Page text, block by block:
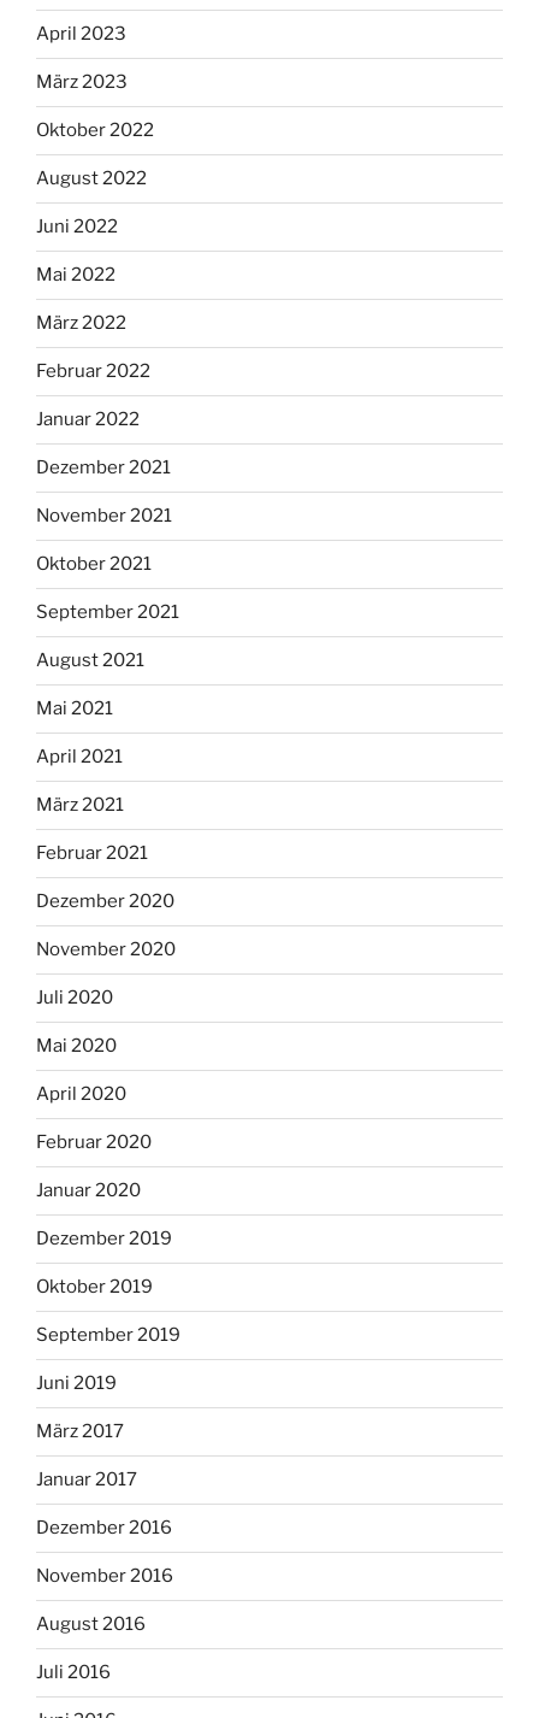
April 2023
März 2023
Oktober 2022
August 2022
Juni 2022
Mai 2022
März 2022
Februar 2022
Januar 2022
Dezember 2021
November 2021
Oktober 2021
September 2021
August 2021
Mai 2021
April 2021
März 2021
Februar 2021
Dezember 2020
November 2020
Juli 2020
Mai 2020
April 2020
Februar 2020
Januar 2020
Dezember 2019
Oktober 2019
September 2019
Juni 2019
März 2017
Januar 2017
Dezember 2016
November 2016
August 2016
Juli 2016